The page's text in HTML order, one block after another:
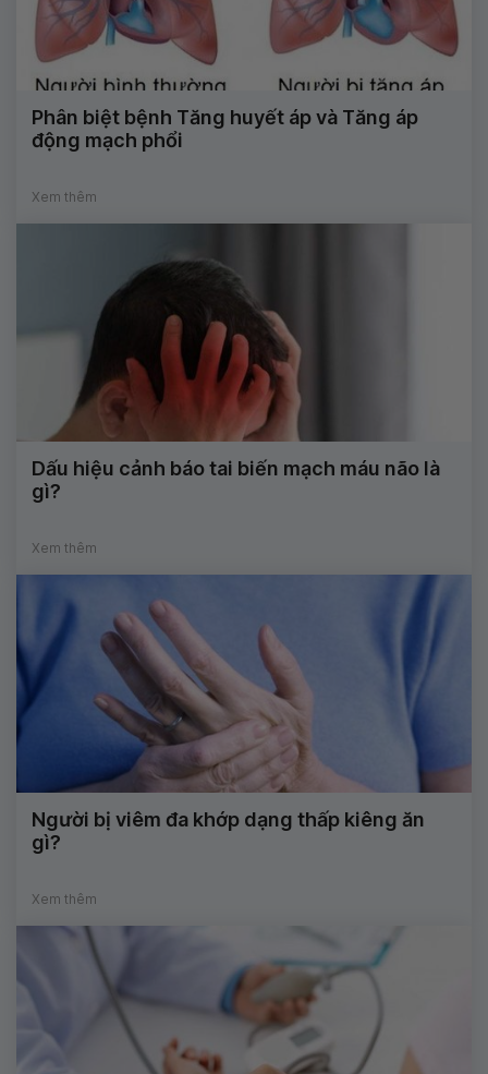
Phân biệt bệnh Tăng huyết áp và Tăng áp
động mạch phổi
Xem thêm
Dấu hiệu cảnh báo tai biến mạch máu não là
gì?
Xem thêm
Người bị viêm đa khớp dạng thấp kiêng ăn
gì?
Xem thêm